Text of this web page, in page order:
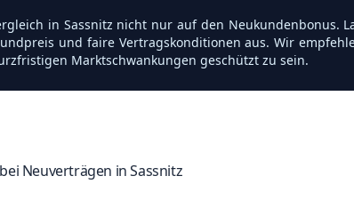
in Sassnitz nicht nur auf den Neukundenbonus.
und faire Vertragskonditionen aus. Wir
Marktschwankungen geschützt zu sein.
Neuverträgen in Sassnitz